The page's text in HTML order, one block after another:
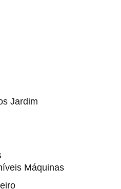
Jardim
Máquinas